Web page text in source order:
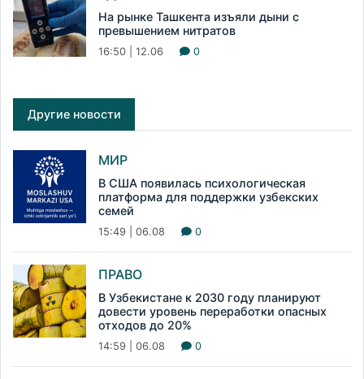
На рынке Ташкента изъяли дыни с
превышением нитратов
16:50 | 12.06 0
Другие новости
МИР
В США появилась психологическая
платформа для поддержки узбекских
семей
15:49 | 06.08 0
ПРАВО
В Узбекистане к 2030 году планируют
довести уровень переработки опасных
отходов до 20%
14:59 | 06.08 0